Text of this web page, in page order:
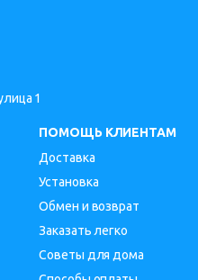
1
ПОМОЩЬ КЛИЕНТАМ
Доставка
Установка
Обмен и возврат
Заказать легко
Советы для дома